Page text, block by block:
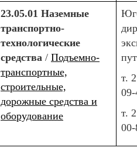
23.05.01 Наземные
транспортно-
технологические
средства / Подъемно-
транспортные,
строительные,
дорожные средства и
оборудование
т.
т.